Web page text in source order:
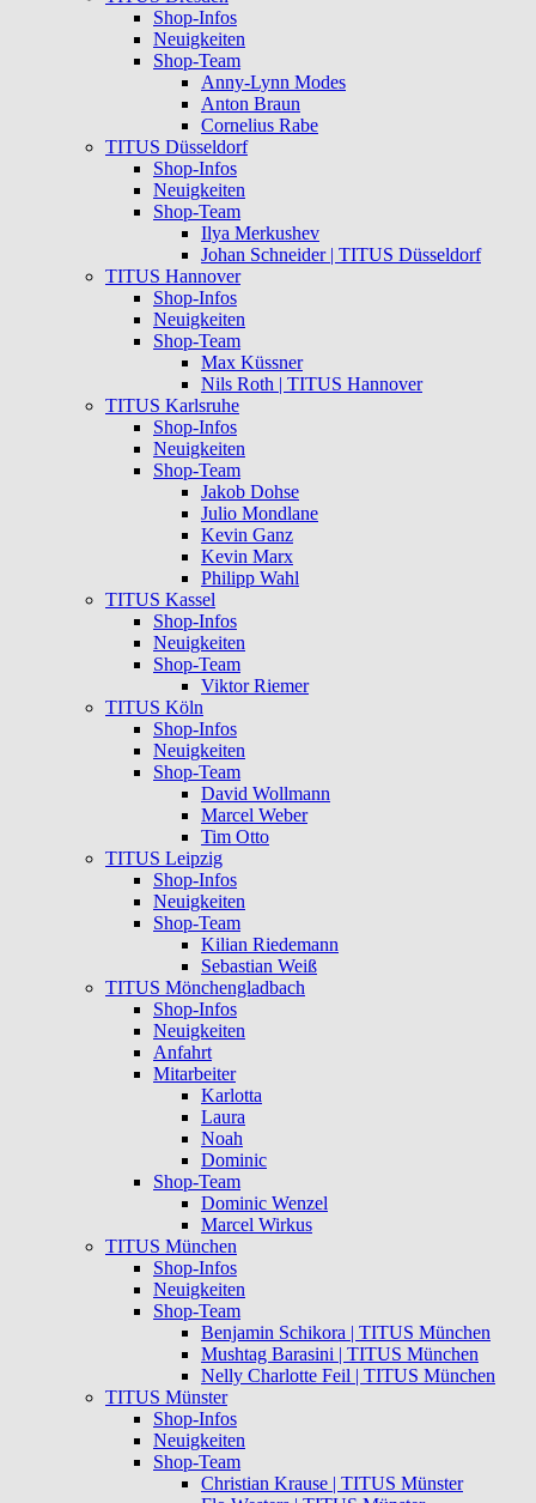
Shop-Infos
Neuigkeiten
Shop-Team
Anny-Lynn Modes
Anton Braun
Cornelius Rabe
TITUS Düsseldorf
Shop-Infos
Neuigkeiten
Shop-Team
Ilya Merkushev
Johan Schneider | TITUS Düsseldorf
TITUS Hannover
Shop-Infos
Neuigkeiten
Shop-Team
Max Küssner
Nils Roth | TITUS Hannover
TITUS Karlsruhe
Shop-Infos
Neuigkeiten
Shop-Team
Jakob Dohse
Julio Mondlane
Kevin Ganz
Kevin Marx
Philipp Wahl
TITUS Kassel
Shop-Infos
Neuigkeiten
Shop-Team
Viktor Riemer
TITUS Köln
Shop-Infos
Neuigkeiten
Shop-Team
David Wollmann
Marcel Weber
Tim Otto
TITUS Leipzig
Shop-Infos
Neuigkeiten
Shop-Team
Kilian Riedemann
Sebastian Weiß
TITUS Mönchengladbach
Shop-Infos
Neuigkeiten
Anfahrt
Mitarbeiter
Karlotta
Laura
Noah
Dominic
Shop-Team
Dominic Wenzel
Marcel Wirkus
TITUS München
Shop-Infos
Neuigkeiten
Shop-Team
Benjamin Schikora | TITUS München
Mushtag Barasini | TITUS München
Nelly Charlotte Feil | TITUS München
TITUS Münster
Shop-Infos
Neuigkeiten
Shop-Team
Christian Krause | TITUS Münster